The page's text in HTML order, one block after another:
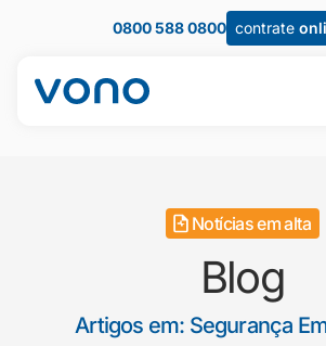
0800 588 0800 contrate
Notícias em alta
Blog
Artigos em: Segurança